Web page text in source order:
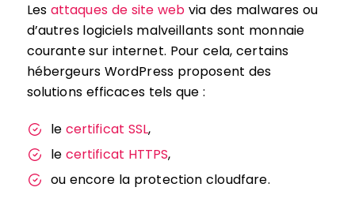
Les attaques de site web via des malwares ou
d’autres logiciels malveillants sont monnaie
courante sur internet. Pour cela, certains
hébergeurs WordPress proposent des
solutions efficaces tels que :
le certificat SSL,
le certificat HTTPS,
ou encore la protection cloudfare.